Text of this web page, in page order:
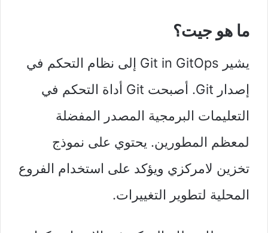
ما هو جيت؟
يشير Git in GitOps إلى نظام التحكم في
إصدار Git. أصبحت Git أداة التحكم في
التعليمات البرمجية المصدر المفضلة
لمعظم المطورين. يحتوي على نموذج
تخزين لامركزي ويؤكد على استخدام الفروع
المحلية لتطوير التغييرات.